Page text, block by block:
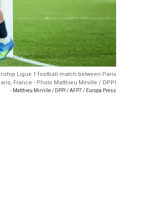
Ligue 1 football match between Paris
France - Photo Matthieu Mirville / DPPI
- Matthieu Mirville / DPPI / AFP7 / Europa Press